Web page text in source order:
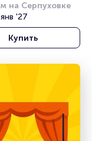
на Серпуховке
'27
Купить